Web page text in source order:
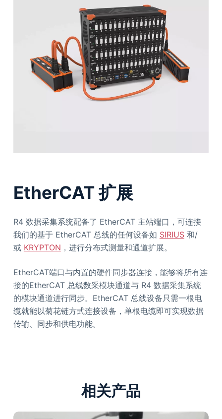
EtherCAT 扩展
R4 数据采集系统配备了 EtherCAT 主站端口，可连接
我们的基于 EtherCAT 总线的任何设备如 SIRIUS和/
或 KRYPTON ，进行分布式测量和通道扩展。
EtherCAT端口与内置的硬件同步器连接，能够将所有连
接的EtherCAT 总线数采模块通道与 R4 数据采集系统
的模块通道进行同步。EtherCAT 总线设备只需一根电
缆就能以菊花链方式连接设备，单根电缆即可实现数据
传输、同步和供电功能。
相关产品